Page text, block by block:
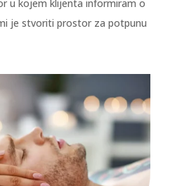
u kojem klijenta informiram o
je stvoriti prostor za potpunu